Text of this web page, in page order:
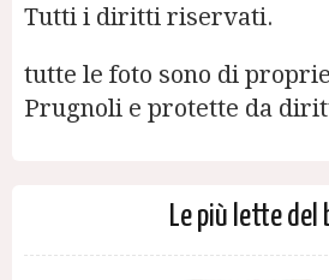
Tutti i diritti riservati.
tutte le foto sono di
Prugnoli e protette da
Le più lette del